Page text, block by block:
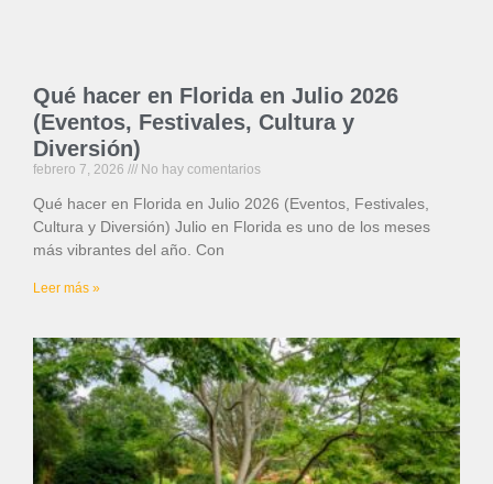
Qué hacer en Florida en Julio 2026
(Eventos, Festivales, Cultura y
Diversión)
febrero 7, 2026 No hay comentarios
Qué hacer en Florida en Julio 2026 (Eventos, Festivales,
Cultura y Diversión) Julio en Florida es uno de los meses
más vibrantes del año. Con
Leer más »